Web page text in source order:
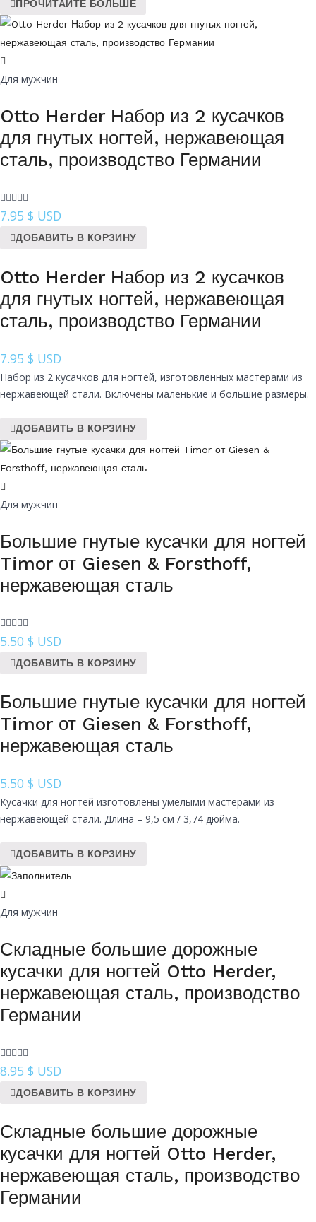
ПРОЧИТАЙТЕ БОЛЬШЕ
Для мужчин
Otto Herder Набор из 2 кусачков
для гнутых ногтей, нержавеющая
сталь, производство Германии
7.95 $ USD
ДОБАВИТЬ В КОРЗИНУ
Otto Herder Набор из 2 кусачков
для гнутых ногтей, нержавеющая
сталь, производство Германии
7.95 $ USD
Набор из 2 кусачков для ногтей, изготовленных мастерами из
нержавеющей стали. Включены маленькие и большие размеры.
ДОБАВИТЬ В КОРЗИНУ
Для мужчин
Большие гнутые кусачки для ногтей
Timor от Giesen & Forsthoff,
нержавеющая сталь
5.50 $ USD
ДОБАВИТЬ В КОРЗИНУ
Большие гнутые кусачки для ногтей
Timor от Giesen & Forsthoff,
нержавеющая сталь
5.50 $ USD
Кусачки для ногтей изготовлены умелыми мастерами из
нержавеющей стали. Длина – 9,5 см / 3,74 дюйма.
ДОБАВИТЬ В КОРЗИНУ
Для мужчин
Складные большие дорожные
кусачки для ногтей Otto Herder,
нержавеющая сталь, производство
Германии
8.95 $ USD
ДОБАВИТЬ В КОРЗИНУ
Складные большие дорожные
кусачки для ногтей Otto Herder,
нержавеющая сталь, производство
Германии